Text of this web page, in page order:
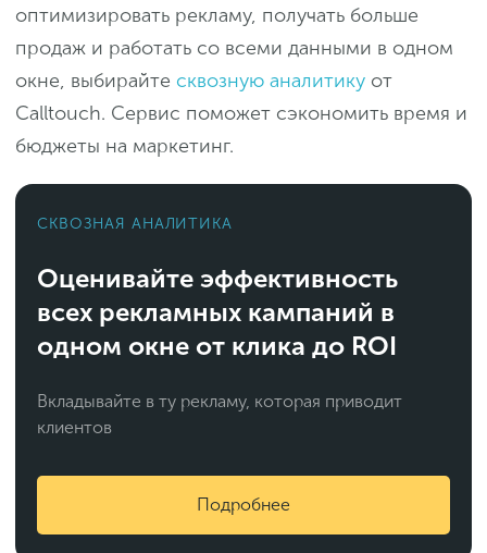
оптимизировать рекламу, получать больше
продаж и работать со всеми данными в одном
окне, выбирайте сквозную аналитику от
Calltouch. Сервис поможет сэкономить время и
бюджеты на маркетинг.
СКВОЗНАЯ АНАЛИТИКА
Оценивайте эффективность
всех рекламных кампаний в
одном окне от клика до ROI
Вкладывайте в ту рекламу, которая приводит
клиентов
Подробнее